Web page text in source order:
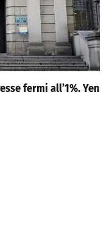
fermi all’1%. Yen